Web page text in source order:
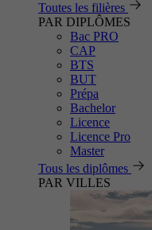
Toutes les filières
PAR DIPLÔMES
Bac PRO
CAP
BTS
BUT
Prépa
Bachelor
Licence
Licence Pro
Master
Tous les diplômes
PAR VILLES